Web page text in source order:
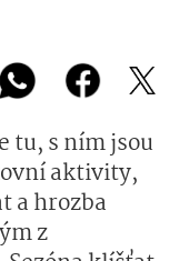
tu, s ním jsou
aktivity,
a hrozba
z